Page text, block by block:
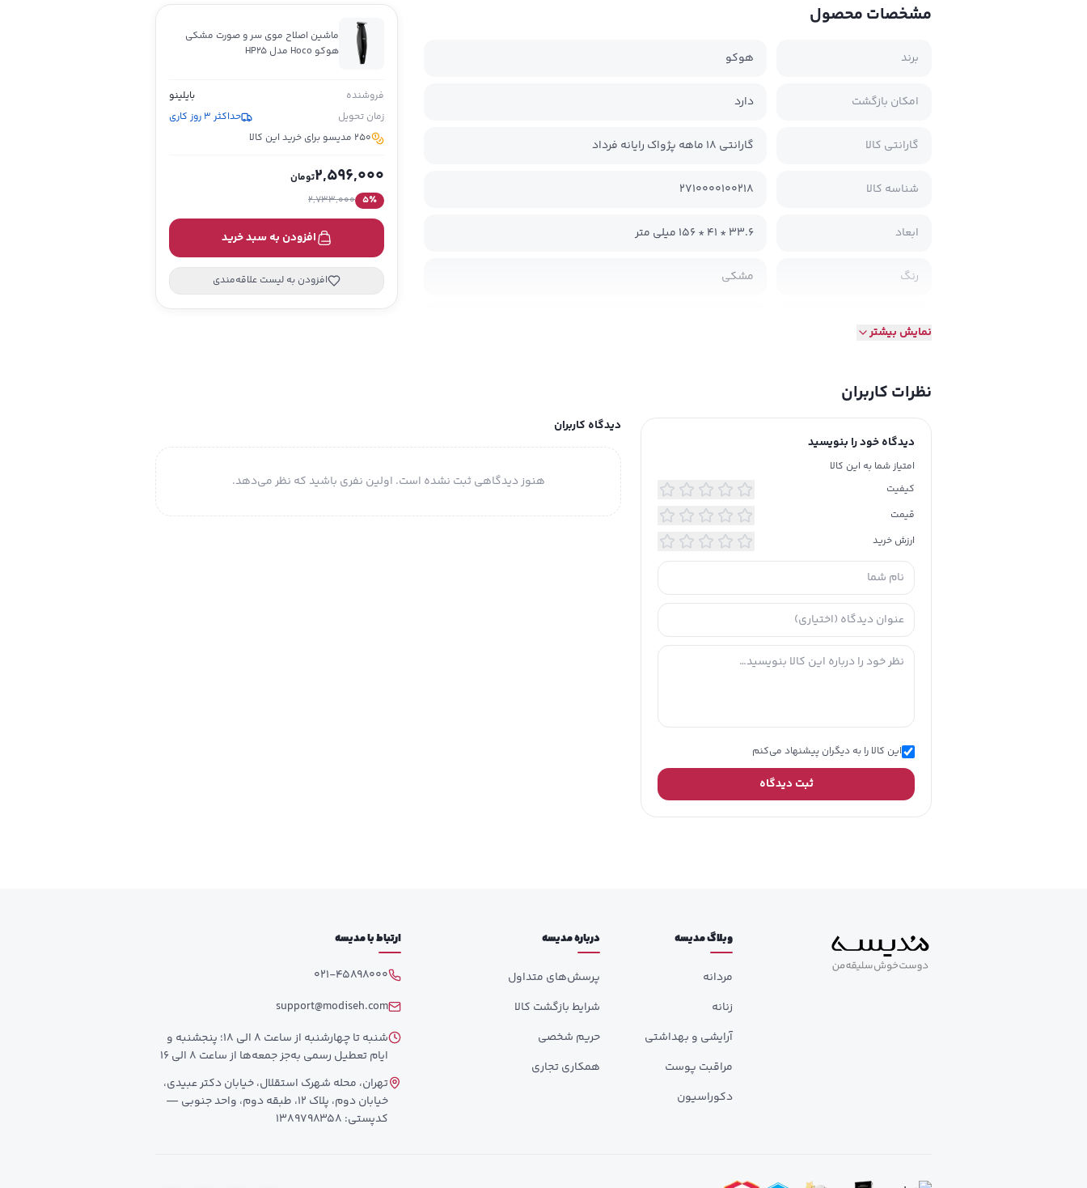
مشخصات محصول
برند هوکو
امکان بازگشت دارد
گارانتی کالا گارانتی 18 ماهه پژواک رایانه فرداد
شناسه کالا 2710000100218
ابعاد ‫33.6 * 41 * 156 میلی متر‬
رنگ مشکی
توضیحات تکمیلی
مدت زمان استفاده: 120 دقیقه
سرعت موتور: ۷۰۰۰ دور در دقیقه
مناسب برای بدن،صورت، موهای بلند، موهای کوتاه
مشخصات فیزیکی
دارای نمایشگر
دارای کلید کنترل
جنس بدنه: پلاستیک فشرده
وزن: 102 گرم
استانداردها و گواهینامه‌ها: دارای تمام استانداردهای بین
المللی
نمایش بیشتر
ماشین اصلاح موی سر و صورت مشکی
هوکو Hoco مدل HP25
فروشنده
بایلینو
زمان تحویل
حداکثر 3 روز کاری
250 مدیسو برای خرید این کالا
2,596,000تومان
5٪ 2,733,000
افزودن به سبد خرید
افزودن به لیست علاقه‌مندی
نظرات کاربران
دیدگاه خود را بنویسید
امتیاز شما به این کالا
کیفیت
قیمت
ارزش خرید
این کالا را به دیگران پیشنهاد می‌کنم
ثبت دیدگاه
دیدگاه کاربران
هنوز دیدگاهی ثبت نشده است. اولین نفری باشید که نظر می‌دهد.
وبلاگ مدیسه
مردانه
زنانه
آرایشی و بهداشتی
مراقبت پوست
دکوراسیون
درباره مدیسه
پرسش‌های متداول
شرایط بازگشت کالا
حریم شخصی
همکاری تجاری
ارتباط با مدیسه
021-45898000
support@modiseh.com
شنبه تا چهارشنبه از ساعت 8 الی 18؛ پنجشنبه و
ایام تعطیل رسمی به‌جز جمعه‌ها از ساعت 8 الی 16
تهران، محله شهرک استقلال، خیابان دکتر عبیدی،
خیابان دوم، پلاک 12، طبقه دوم، واحد جنوبی —
کدپستی: 1389798358